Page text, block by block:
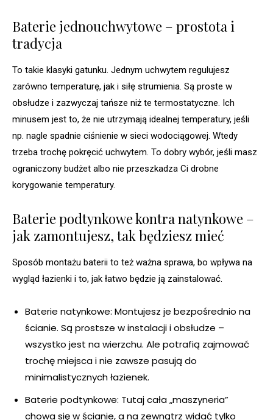
Baterie jednouchwytowe – prostota i
tradycja
To takie klasyki gatunku. Jednym uchwytem regulujesz
zarówno temperaturę, jak i siłę strumienia. Są proste w
obsłudze i zazwyczaj tańsze niż te termostatyczne. Ich
minusem jest to, że nie utrzymają idealnej temperatury, jeśli
np. nagle spadnie ciśnienie w sieci wodociągowej. Wtedy
trzeba trochę pokręcić uchwytem. To dobry wybór, jeśli masz
ograniczony budżet albo nie przeszkadza Ci drobne
korygowanie temperatury.
Baterie podtynkowe kontra natynkowe –
jak zamontujesz, tak będziesz mieć
Sposób montażu baterii to też ważna sprawa, bo wpływa na
wygląd łazienki i to, jak łatwo będzie ją zainstalować.
Baterie natynkowe: Montujesz je bezpośrednio na
ścianie. Są prostsze w instalacji i obsłudze –
wszystko jest na wierzchu. Ale potrafią zajmować
trochę miejsca i nie zawsze pasują do
minimalistycznych łazienek.
Baterie podtynkowe: Tutaj cała „maszyneria”
chowa się w ścianie, a na zewnątrz widać tylko